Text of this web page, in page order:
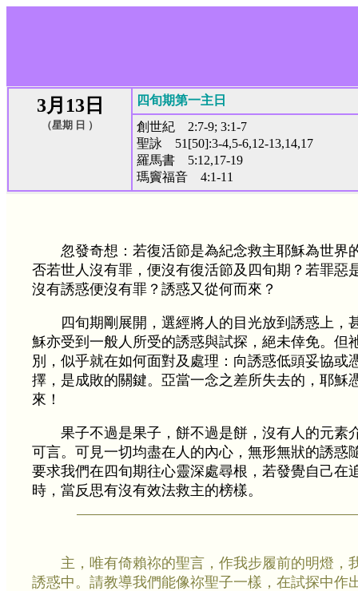
3月13日
（星期 日 ）
四旬期第一主日
創世紀 2:7-9; 3:1-7
聖詠 51[50]:3-4,5-6,12-13,14,17
羅馬書 5:12,17-19
瑪竇福音 4:1-11
忽發奇想：若復活節是為紀念救主耶穌為世界
否若世人沒有罪，便沒有復活節及四旬期？若罪惡
沒有誘惑便沒有罪？誘惑又從何而來？
四旬期剛展開，選經將人的目光放到誘惑上，
穌亦受到一般人所受的誘惑與試探，絕未倖免。但
別，似乎就在如何面對及處理：向誘惑低頭妥協或
擇，是成敗的關鍵。亞當一念之差所失去的，耶穌
來！
果子不過是果子，餅不過是餅，沒有人的元素
可言。可見一切均盡在人的內心，無形無狀的誘惑
要求我們在四旬期往心靈深處尋根，若發覺自己在
時，當反思有沒有效法救主的榜樣。
主，唯有倚賴祢的聖言，作我步履前的明燈，
誘惑中。請教導我們能像祢聖子一樣，在試探中作